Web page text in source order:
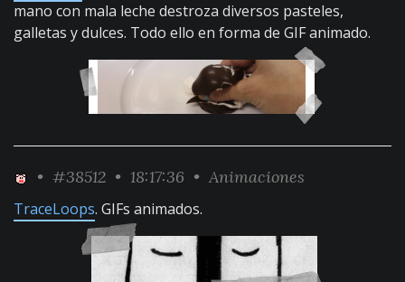
mano con mala leche destroza diversos pasteles,
galletas y dulces. Todo ello en forma de GIF animado.
• #38512 • 18:17:36 • Animaciones
TraceLoops. GIFs animados.